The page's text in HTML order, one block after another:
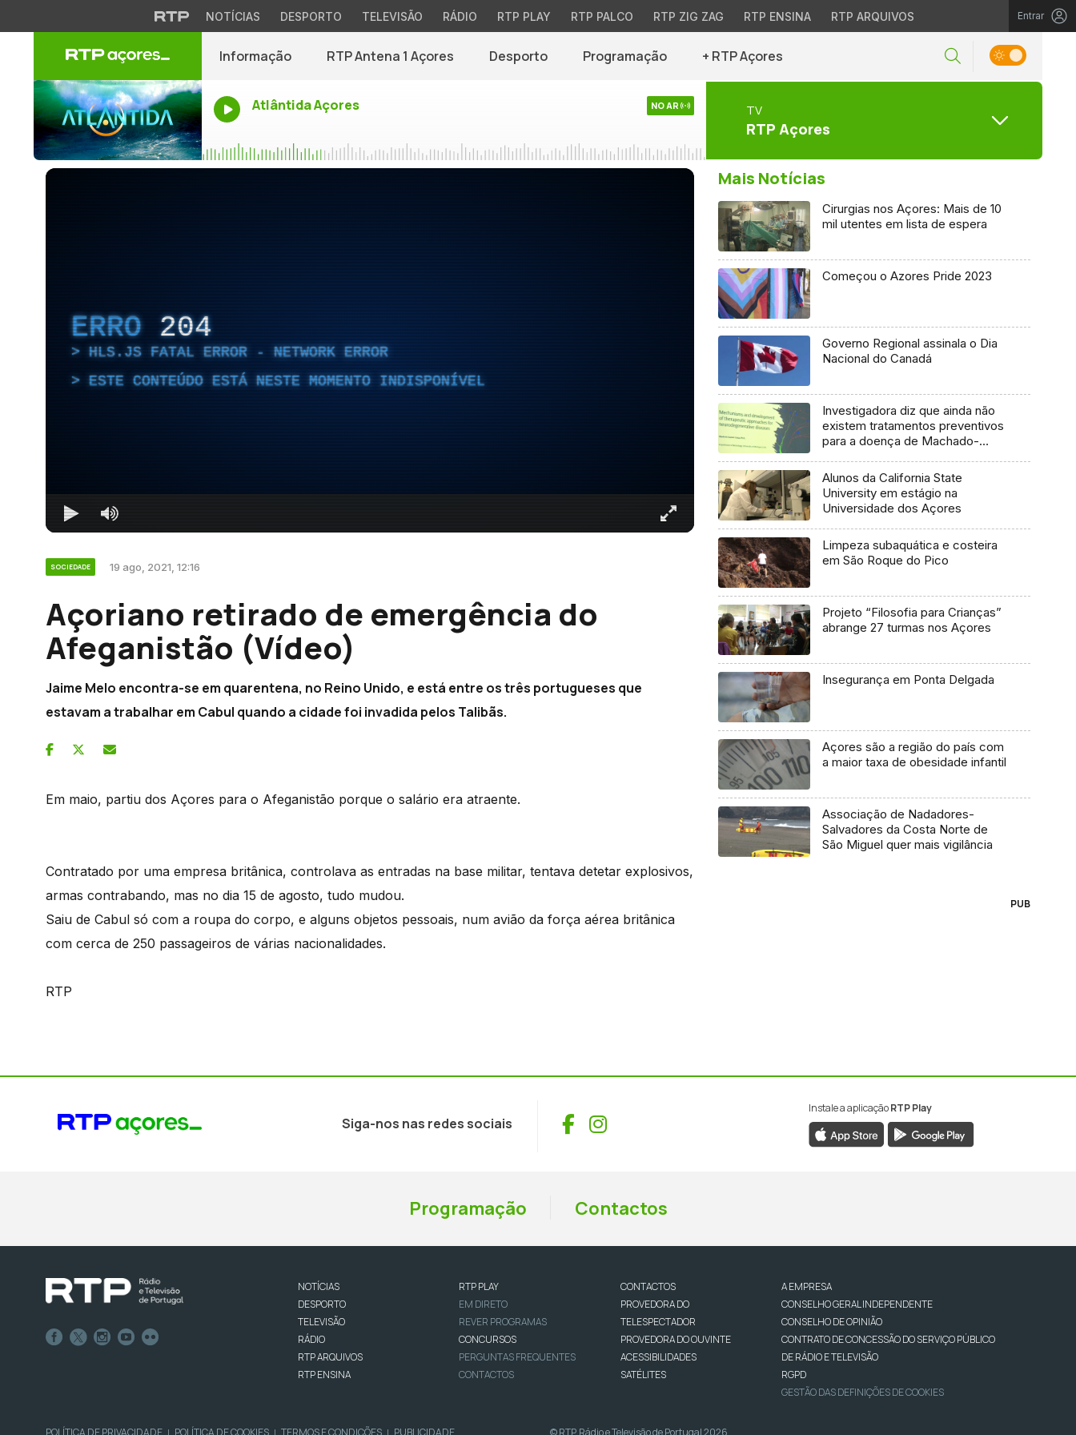
NOTÍCIAS DESPORTO TELEVISÃO RÁDIO RTP PLAY RTP PALCO RTP ZIG ZAG RTP ENSINA RTP ARQUIVOS Entrar
Informação RTP Antena 1 Açores Desporto Programação + RTP Açores
Atlântida Açores NO AR TV
RTP Açores
ERRO 204
HLS.JS FATAL ERROR - NETWORK ERROR
ESTE CONTEÚDO ESTÁ NESTE MOMENTO INDISPONÍVEL
SOCIEDADE 19 ago, 2021, 12:16
Açoriano retirado de emergência do
Afeganistão (Vídeo)
Jaime Melo encontra-se em quarentena, no Reino Unido, e está entre os três portugueses que
estavam a trabalhar em Cabul quando a cidade foi invadida pelos Talibãs.
Em maio, partiu dos Açores para o Afeganistão porque o salário era atraente.
Contratado por uma empresa britânica, controlava as entradas na base militar, tentava detetar explosivos,
armas contrabando, mas no dia 15 de agosto, tudo mudou.
Saiu de Cabul só com a roupa do corpo, e alguns objetos pessoais, num avião da força aérea britânica
com cerca de 250 passageiros de várias nacionalidades.
RTP
Mais Notícias
Cirurgias nos Açores: Mais de 10
mil utentes em lista de espera
Começou o Azores Pride 2023
Governo Regional assinala o Dia
Nacional do Canadá
Investigadora diz que ainda não
existem tratamentos preventivos
para a doença de Machado-
Alunos da California State
University em estágio na
Universidade dos Açores
Limpeza subaquática e costeira
em São Roque do Pico
Projeto “Filosofia para Crianças”
abrange 27 turmas nos Açores
Insegurança em Ponta Delgada
Açores são a região do país com
a maior taxa de obesidade infantil
Associação de Nadadores-
Salvadores da Costa Norte de
São Miguel quer mais vigilância
PUB
Siga-nos nas redes sociais Facebook
Instagram
Instale a aplicaçãoRTP Play
Programação Contactos
NOTÍCIAS
DESPORTO
TELEVISÃO
RÁDIO
RTP ARQUIVOS
RTP ENSINA
RTP PLAY
EM DIRETO
REVER PROGRAMAS
CONCURSOS
PERGUNTAS FREQUENTES
CONTACTOS
CONTACTOS
PROVEDORA DO
TELESPECTADOR
PROVEDORA DO OUVINTE
ACESSIBILIDADES
SATÉLITES
A EMPRESA
CONSELHO GERAL INDEPENDENTE
CONSELHO DE OPINIÃO
CONTRATO DE CONCESSÃO DO SERVIÇO PÚBLICO
DE RÁDIO E TELEVISÃO
RGPD
GESTÃO DAS DEFINIÇÕES DE COOKIES
POLÍTICA DE PRIVACIDADE | POLÍTICA DE COOKIES | TERMOS E CONDIÇÕES | PUBLICIDADE © RTP, Rádio e Televisão de Portugal 2026